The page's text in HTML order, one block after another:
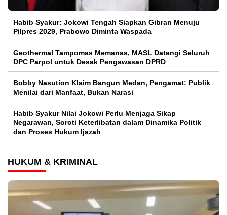
Habib Syakur: Jokowi Tengah Siapkan Gibran Menuju
Pilpres 2029, Prabowo Diminta Waspada
Geothermal Tampomas Memanas, MASL Datangi Seluruh
DPC Parpol untuk Desak Pengawasan DPRD
Bobby Nasution Klaim Bangun Medan, Pengamat: Publik
Menilai dari Manfaat, Bukan Narasi
Habib Syakur Nilai Jokowi Perlu Menjaga Sikap
Negarawan, Soroti Keterlibatan dalam Dinamika Politik
dan Proses Hukum Ijazah
HUKUM & KRIMINAL